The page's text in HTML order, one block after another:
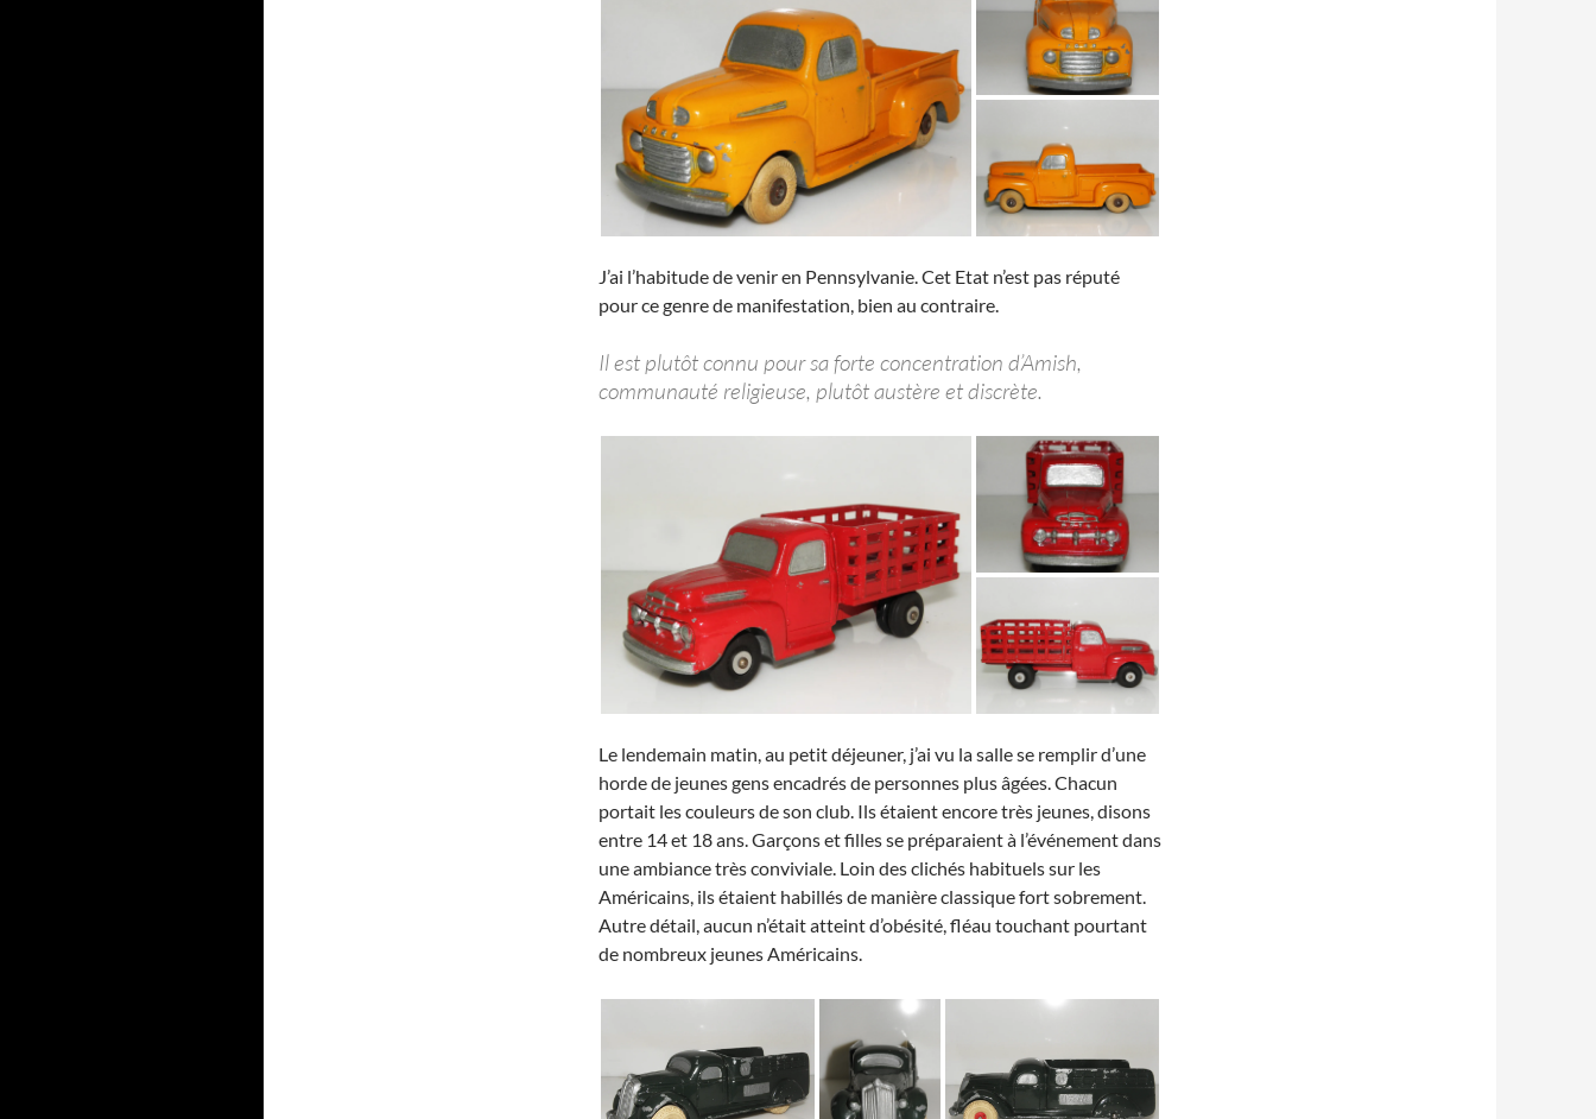
J’ai l’habitude de venir en Pennsylvanie. Cet Etat n’est pas réputé
pour ce genre de manifestation, bien au contraire.
Il est plutôt connu pour sa forte concentration d’Amish,
communauté religieuse, plutôt austère et discrète.
Le lendemain matin, au petit déjeuner, j’ai vu la salle se remplir d’une
horde de jeunes gens encadrés de personnes plus âgées. Chacun
portait les couleurs de son club. Ils étaient encore très jeunes, disons
entre 14 et 18 ans. Garçons et filles se préparaient à l’événement dans
une ambiance très conviviale. Loin des clichés habituels sur les
Américains, ils étaient habillés de manière classique fort sobrement.
Autre détail, aucun n’était atteint d’obésité, fléau touchant pourtant
de nombreux jeunes Américains.